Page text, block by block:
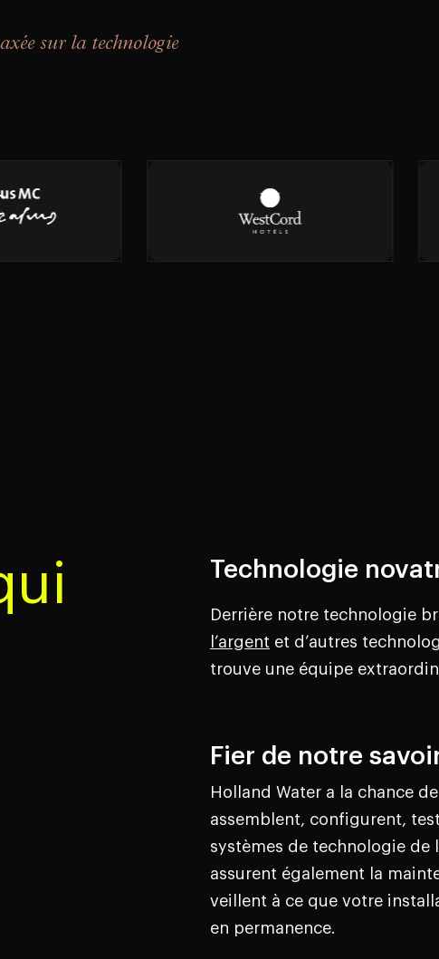
sur la technologie
Technologie
Derrière notre technologie
l’argent et d’autres
trouve une équipe
Fier de notre
Holland Water a la chance
assemblent, configurent,
systèmes de technologie de
assurent également la
veillent à ce que votre
en permanence.